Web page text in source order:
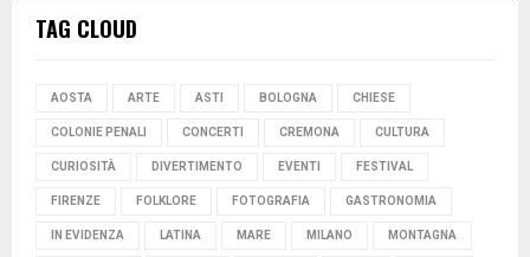
TAG CLOUD
AOSTA ARTE ASTI BOLOGNA CHIESE
COLONIE PENALI CONCERTI CREMONA CULTURA
CURIOSITÀ DIVERTIMENTO EVENTI FESTIVAL
FIRENZE FOLKLORE FOTOGRAFIA GASTRONOMIA
IN EVIDENZA LATINA MARE MILANO MONTAGNA